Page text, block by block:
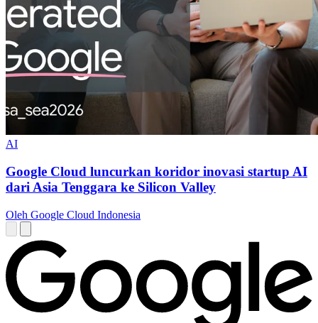
AI
Google Cloud luncurkan koridor inovasi startup AI
dari Asia Tenggara ke Silicon Valley
Oleh Google Cloud Indonesia